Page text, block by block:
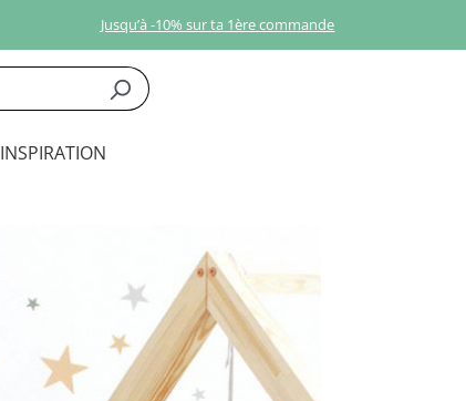
Jusqu’à -10% sur ta 1ère commande
INSPIRATION